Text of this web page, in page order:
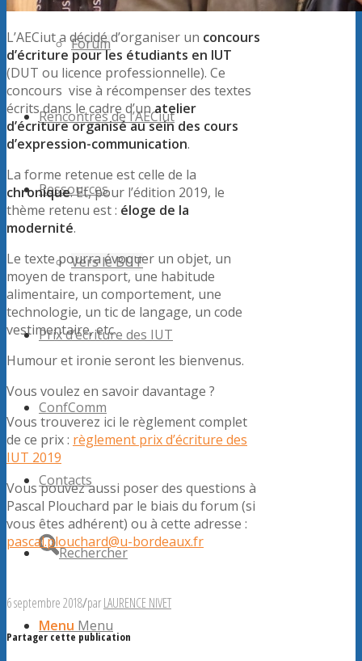
Forum
Rencontres de l’AECiut
Ressources
Vers le BUT
Prix d’écriture des IUT
ConfComm
Contacts
Rechercher
Menu Menu
L’AECiut a décidé d’organiser un concours
d’écriture pour les étudiants en IUT
(DUT ou licence professionnelle). Ce
concours vise à récompenser des textes
écrits dans le cadre d’unatelier
d’écriture organisé au sein des cours
d’expression-communication.
La forme retenue est celle de la
chronique. Et, pour l’édition 2019, le
thème retenu est : éloge de la
modernité.
Le texte pourra évoquer un objet, un
moyen de transport, une habitude
alimentaire, un comportement, une
technologie, un tic de langage, un code
vestimentaire, etc.
Humour et ironie seront les bienvenus.
Vous voulez en savoir davantage ?
Vous trouverez ici le règlement complet
de ce prix : règlement prix d’écriture des
IUT 2019
Vous pouvez aussi poser des questions à
Pascal Plouchard par le biais du forum (si
vous êtes adhérent) ou à cette adresse :
pascal.plouchard@u-bordeaux.fr
6 septembre 2018/parLAURENCE NIVET
Partager cette publication